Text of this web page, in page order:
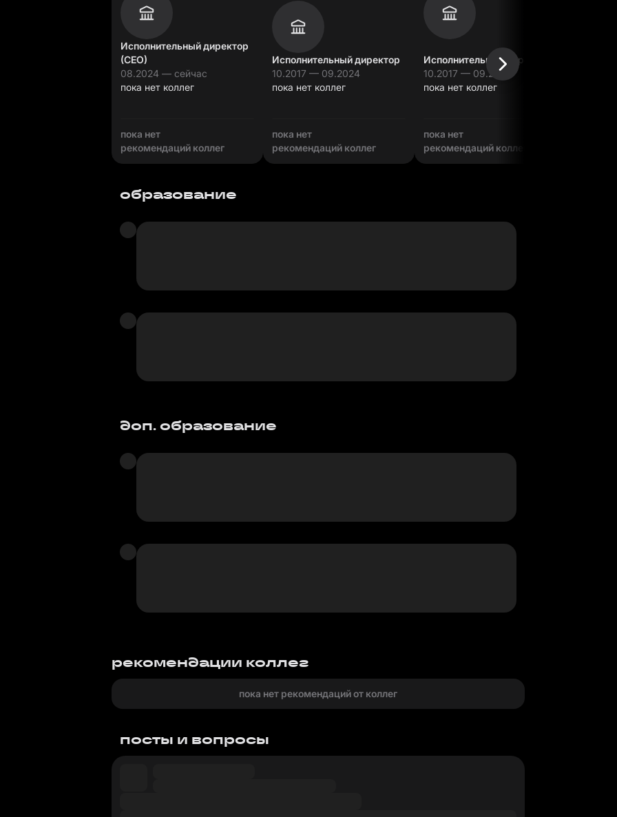
Исполнительный директор
(CEO)
08.2024 — сейчас
пока нет коллег
пока нет
рекомендаций коллег
Исполнительный директор
10.2017 — 09.2024
пока нет коллег
пока нет
рекомендаций коллег
Исполнительный директор
10.2017 — 09.2024
пока нет коллег
пока нет
рекомендаций коллег
образование
доп. образование
рекомендации коллег
пока нет рекомендаций от коллег
посты и вопросы